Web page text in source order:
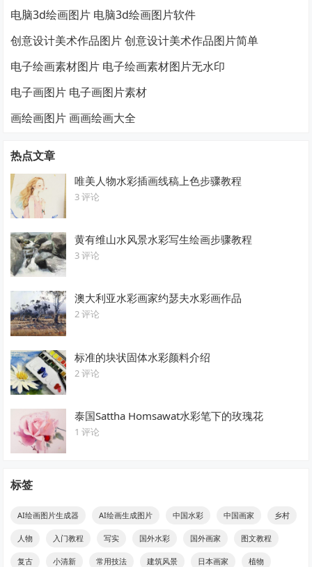
电脑3d绘画图片 电脑3d绘画图片软件
创意设计美术作品图片 创意设计美术作品图片简单
电子绘画素材图片 电子绘画素材图片无水印
电子画图片 电子画图片素材
画绘画图片 画画绘画大全
热点文章
唯美人物水彩插画线稿上色步骤教程
3 评论
黄有维山水风景水彩写生绘画步骤教程
3 评论
澳大利亚水彩画家约瑟夫水彩画作品
2 评论
标准的块状固体水彩颜料介绍
2 评论
泰国Sattha Homsawat水彩笔下的玫瑰花
1 评论
标签
AI绘画图片生成器 AI绘画生成图片 中国水彩 中国画家 乡村
人物 入门教程 写实 国外水彩 国外画家 图文教程
复古 小清新 常用技法 建筑风景 日本画家 植物